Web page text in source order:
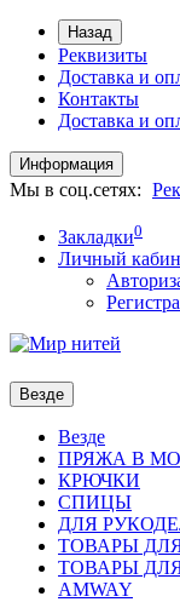
Назад
Реквизиты
Доставка и
Контакты
Доставка и
Информация
Мы в соц.сетях:
Закладки0
Личный
Везде
Везде
ПРЯЖА В
КРЮЧКИ
СПИЦЫ
ДЛЯ
ТОВАРЫ
ТОВАРЫ
AMWAY